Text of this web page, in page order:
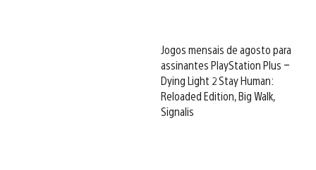
Jogos mensais de agosto para
assinantes PlayStation Plus –
Dying Light 2 Stay Human:
Reloaded Edition, Big Walk,
Signalis